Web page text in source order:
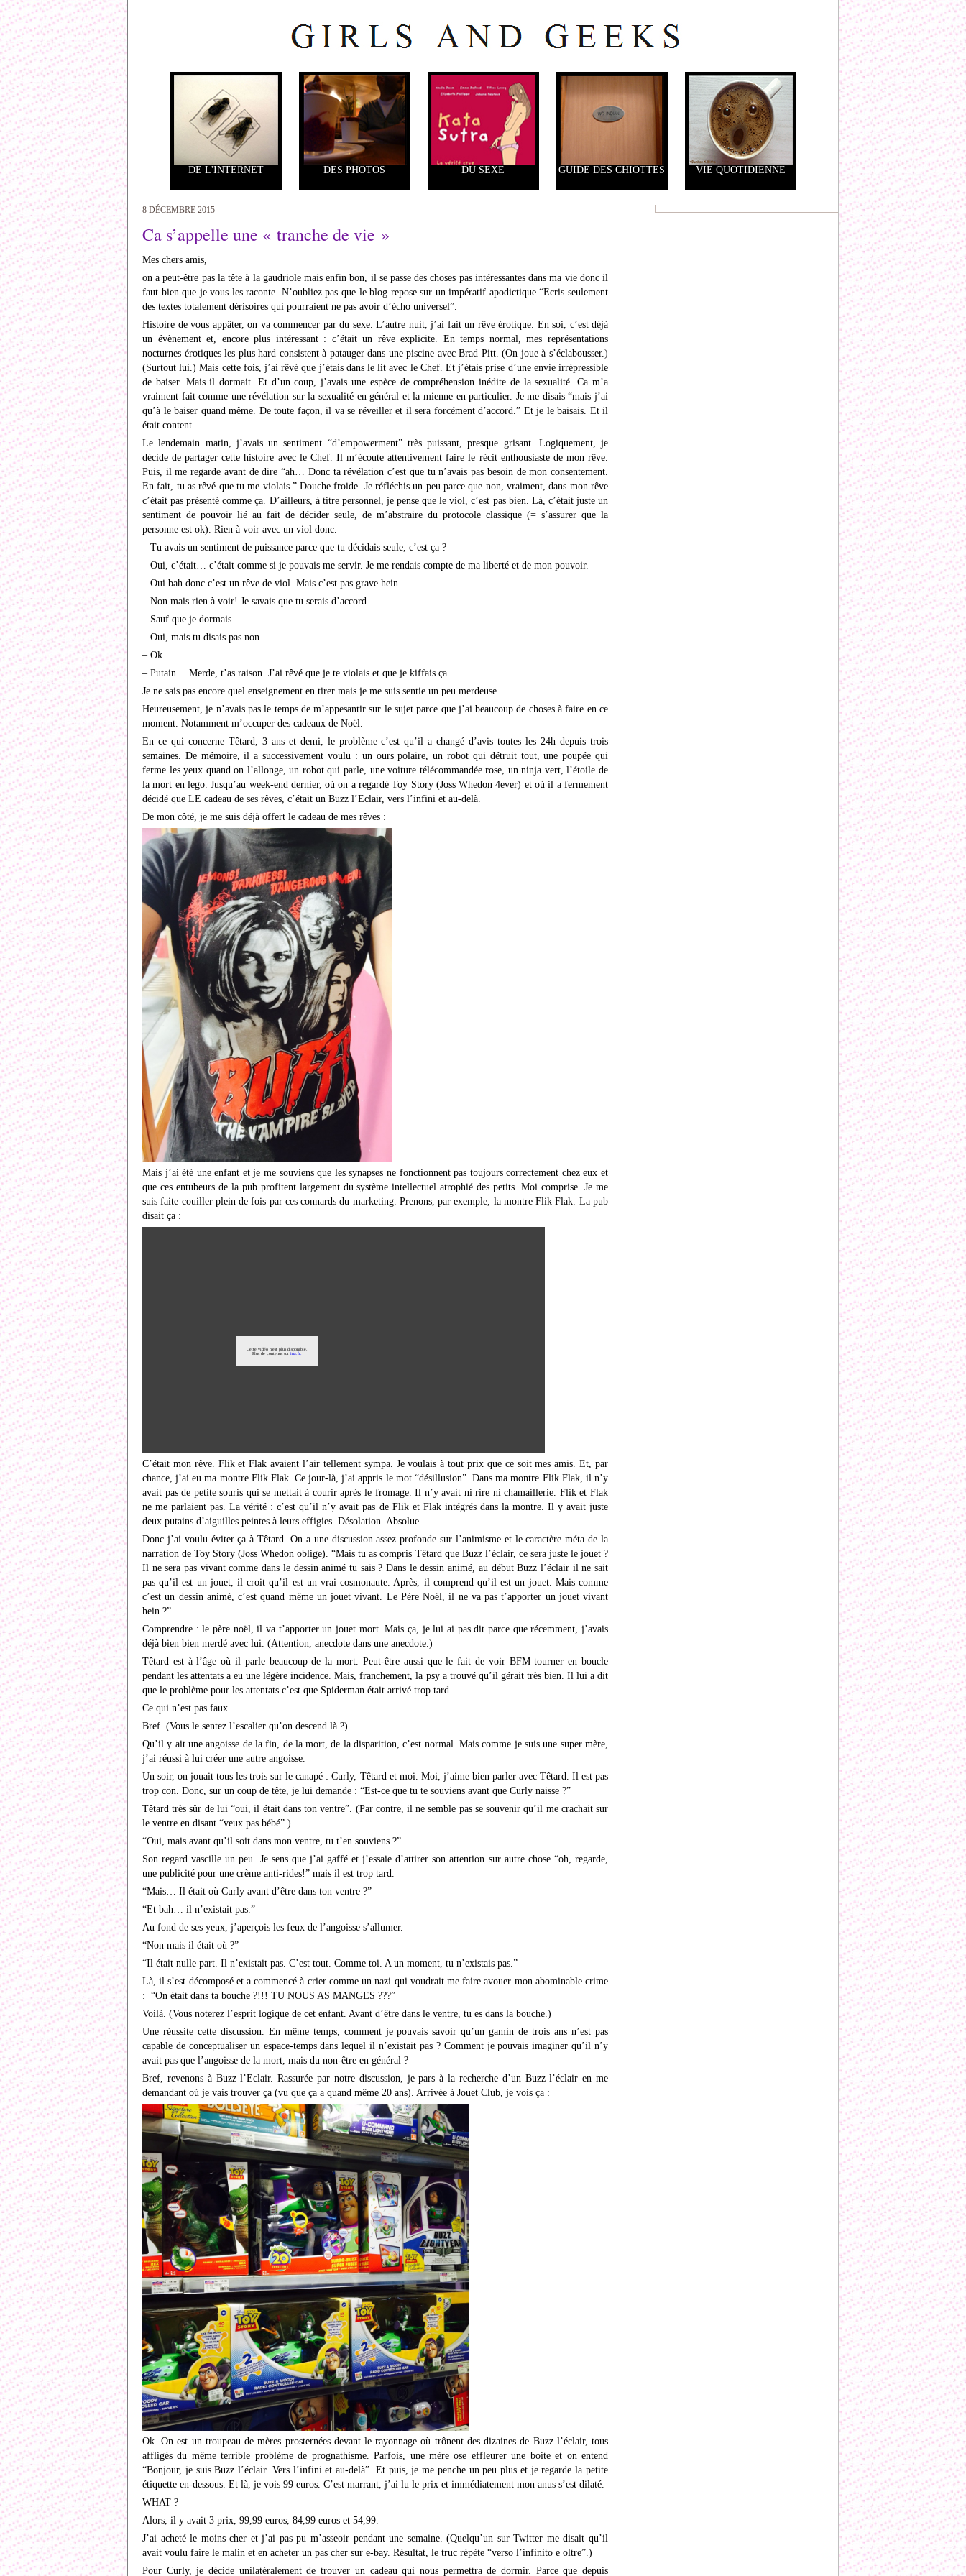
DE L'INTERNET DES PHOTOS DU SEXE GUIDE DES CHIOTTES VIE QUOTIDIENNE
8 DÉCEMBRE 2015
Ca s’appelle une « tranche de vie »
Mes chers amis,
on a peut-être pas la tête à la gaudriole mais enfin bon, il se passe des choses pas intéressantes dans ma vie donc il
faut bien que je vous les raconte. N’oubliez pas que le blog repose sur un impératif apodictique “Ecris seulement
des textes totalement dérisoires qui pourraient ne pas avoir d’écho universel”.
Histoire de vous appâter, on va commencer par du sexe. L’autre nuit, j’ai fait un rêve érotique. En soi, c’est déjà
un évènement et, encore plus intéressant : c’était un rêve explicite. En temps normal, mes représentations
nocturnes érotiques les plus hard consistent à patauger dans une piscine avec Brad Pitt. (On joue à s’éclabousser.)
(Surtout lui.) Mais cette fois, j’ai rêvé que j’étais dans le lit avec le Chef. Et j’étais prise d’une envie irrépressible
de baiser. Mais il dormait. Et d’un coup, j’avais une espèce de compréhension inédite de la sexualité. Ca m’a
vraiment fait comme une révélation sur la sexualité en général et la mienne en particulier. Je me disais “mais j’ai
qu’à le baiser quand même. De toute façon, il va se réveiller et il sera forcément d’accord.” Et je le baisais. Et il
était content.
Le lendemain matin, j’avais un sentiment “d’empowerment” très puissant, presque grisant. Logiquement, je
décide de partager cette histoire avec le Chef. Il m’écoute attentivement faire le récit enthousiaste de mon rêve.
Puis, il me regarde avant de dire “ah… Donc ta révélation c’est que tu n’avais pas besoin de mon consentement.
En fait, tu as rêvé que tu me violais.” Douche froide. Je réfléchis un peu parce que non, vraiment, dans mon rêve
c’était pas présenté comme ça. D’ailleurs, à titre personnel, je pense que le viol, c’est pas bien. Là, c’était juste un
sentiment de pouvoir lié au fait de décider seule, de m’abstraire du protocole classique (= s’assurer que la
personne est ok). Rien à voir avec un viol donc.
– Tu avais un sentiment de puissance parce que tu décidais seule, c’est ça ?
– Oui, c’était… c’était comme si je pouvais me servir. Je me rendais compte de ma liberté et de mon pouvoir.
– Oui bah donc c’est un rêve de viol. Mais c’est pas grave hein.
– Non mais rien à voir! Je savais que tu serais d’accord.
– Sauf que je dormais.
– Oui, mais tu disais pas non.
– Ok…
– Putain… Merde, t’as raison. J’ai rêvé que je te violais et que je kiffais ça.
Je ne sais pas encore quel enseignement en tirer mais je me suis sentie un peu merdeuse.
Heureusement, je n’avais pas le temps de m’appesantir sur le sujet parce que j’ai beaucoup de choses à faire en ce
moment. Notamment m’occuper des cadeaux de Noël.
En ce qui concerne Têtard, 3 ans et demi, le problème c’est qu’il a changé d’avis toutes les 24h depuis trois
semaines. De mémoire, il a successivement voulu : un ours polaire, un robot qui détruit tout, une poupée qui
ferme les yeux quand on l’allonge, un robot qui parle, une voiture télécommandée rose, un ninja vert, l’étoile de
la mort en lego. Jusqu’au week-end dernier, où on a regardé Toy Story (Joss Whedon 4ever) et où il a fermement
décidé que LE cadeau de ses rêves, c’était un Buzz l’Eclair, vers l’infini et au-delà.
De mon côté, je me suis déjà offert le cadeau de mes rêves :
Mais j’ai été une enfant et je me souviens que les synapses ne fonctionnent pas toujours correctement chez eux et
que ces entubeurs de la pub profitent largement du système intellectuel atrophié des petits. Moi comprise. Je me
suis faite couiller plein de fois par ces connards du marketing. Prenons, par exemple, la montre Flik Flak. La pub
disait ça :
C’était mon rêve. Flik et Flak avaient l’air tellement sympa. Je voulais à tout prix que ce soit mes amis. Et, par
chance, j’ai eu ma montre Flik Flak. Ce jour-là, j’ai appris le mot “désillusion”. Dans ma montre Flik Flak, il n’y
avait pas de petite souris qui se mettait à courir après le fromage. Il n’y avait ni rire ni chamaillerie. Flik et Flak
ne me parlaient pas. La vérité : c’est qu’il n’y avait pas de Flik et Flak intégrés dans la montre. Il y avait juste
deux putains d’aiguilles peintes à leurs effigies. Désolation. Absolue.
Donc j’ai voulu éviter ça à Têtard. On a une discussion assez profonde sur l’animisme et le caractère méta de la
narration de Toy Story (Joss Whedon oblige). “Mais tu as compris Têtard que Buzz l’éclair, ce sera juste le jouet ?
Il ne sera pas vivant comme dans le dessin animé tu sais ? Dans le dessin animé, au début Buzz l’éclair il ne sait
pas qu’il est un jouet, il croit qu’il est un vrai cosmonaute. Après, il comprend qu’il est un jouet. Mais comme
c’est un dessin animé, c’est quand même un jouet vivant. Le Père Noël, il ne va pas t’apporter un jouet vivant
hein ?”
Comprendre : le père noël, il va t’apporter un jouet mort. Mais ça, je lui ai pas dit parce que récemment, j’avais
déjà bien bien merdé avec lui. (Attention, anecdote dans une anecdote.)
Têtard est à l’âge où il parle beaucoup de la mort. Peut-être aussi que le fait de voir BFM tourner en boucle
pendant les attentats a eu une légère incidence. Mais, franchement, la psy a trouvé qu’il gérait très bien. Il lui a dit
que le problème pour les attentats c’est que Spiderman était arrivé trop tard.
Ce qui n’est pas faux.
Bref. (Vous le sentez l’escalier qu’on descend là ?)
Qu’il y ait une angoisse de la fin, de la mort, de la disparition, c’est normal. Mais comme je suis une super mère,
j’ai réussi à lui créer une autre angoisse.
Un soir, on jouait tous les trois sur le canapé : Curly, Têtard et moi. Moi, j’aime bien parler avec Têtard. Il est pas
trop con. Donc, sur un coup de tête, je lui demande : “Est-ce que tu te souviens avant que Curly naisse ?”
Têtard très sûr de lui “oui, il était dans ton ventre”. (Par contre, il ne semble pas se souvenir qu’il me crachait sur
le ventre en disant “veux pas bébé”.)
“Oui, mais avant qu’il soit dans mon ventre, tu t’en souviens ?”
Son regard vascille un peu. Je sens que j’ai gaffé et j’essaie d’attirer son attention sur autre chose “oh, regarde,
une publicité pour une crème anti-rides!” mais il est trop tard.
“Mais… Il était où Curly avant d’être dans ton ventre ?”
“Et bah… il n’existait pas.”
Au fond de ses yeux, j’aperçois les feux de l’angoisse s’allumer.
“Non mais il était où ?”
“Il était nulle part. Il n’existait pas. C’est tout. Comme toi. A un moment, tu n’existais pas.”
Là, il s’est décomposé et a commencé à crier comme un nazi qui voudrait me faire avouer mon abominable crime
: “On était dans ta bouche ?!!! TU NOUS AS MANGES ???”
Voilà. (Vous noterez l’esprit logique de cet enfant. Avant d’être dans le ventre, tu es dans la bouche.)
Une réussite cette discussion. En même temps, comment je pouvais savoir qu’un gamin de trois ans n’est pas
capable de conceptualiser un espace-temps dans lequel il n’existait pas ? Comment je pouvais imaginer qu’il n’y
avait pas que l’angoisse de la mort, mais du non-être en général ?
Bref, revenons à Buzz l’Eclair. Rassurée par notre discussion, je pars à la recherche d’un Buzz l’éclair en me
demandant où je vais trouver ça (vu que ça a quand même 20 ans). Arrivée à Jouet Club, je vois ça :
Ok. On est un troupeau de mères prosternées devant le rayonnage où trônent des dizaines de Buzz l’éclair, tous
affligés du même terrible problème de prognathisme. Parfois, une mère ose effleurer une boite et on entend
“Bonjour, je suis Buzz l’éclair. Vers l’infini et au-delà”. Et puis, je me penche un peu plus et je regarde la petite
étiquette en-dessous. Et là, je vois 99 euros. C’est marrant, j’ai lu le prix et immédiatement mon anus s’est dilaté.
WHAT ?
Alors, il y avait 3 prix, 99,99 euros, 84,99 euros et 54,99.
J’ai acheté le moins cher et j’ai pas pu m’asseoir pendant une semaine. (Quelqu’un sur Twitter me disait qu’il
avait voulu faire le malin et en acheter un pas cher sur e-bay. Résultat, le truc répète “verso l’infinito e oltre”.)
Pour Curly, je décide unilatéralement de trouver un cadeau qui nous permettra de dormir. Parce que depuis